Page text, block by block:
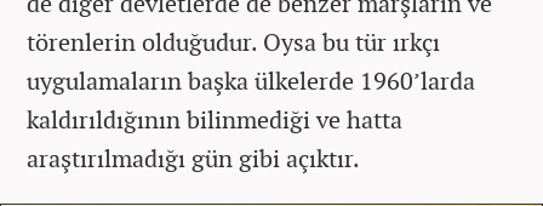
törenlerin olduğudur. Oysa bu tür ırkçı
uygulamaların başka ülkelerde 1960’larda
kaldırıldığının bilinmediği ve hatta
araştırılmadığı gün gibi açıktır.